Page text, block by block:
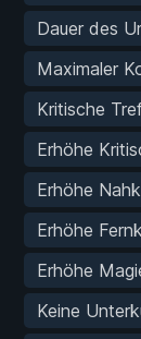
Dauer des
Maximaler
Kritische
Erhöhe
Erhöhe
Erhöhe
Erhöhe
Keine